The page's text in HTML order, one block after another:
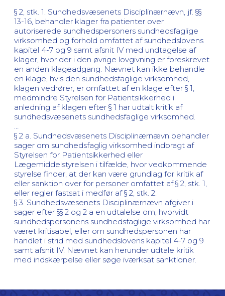
§ 2, stk. 1. Sundhedsvæsenets Disciplinærnævn, jf. §§
13-16, behandler klager fra patienter over
autoriserede sundhedspersoners sundhedsfaglige
virksomhed og forhold omfattet af sundhedslovens
kapitel 4-7 og 9 samt afsnit IV med undtagelse af
klager, hvor der i den øvrige lovgivning er foreskrevet
en anden klageadgang. Nævnet kan ikke behandle
en klage, hvis den sundhedsfaglige virksomhed,
klagen vedrører, er omfattet af en klage efter § 1,
medmindre Styrelsen for Patientsikkerhed i
anledning af klagen efter § 1 har udtalt kritik af
sundhedsvæsenets sundhedsfaglige virksomhed.
§ 2 a. Sundhedsvæsenets Disciplinærnævn behandler
sager om sundhedsfaglig virksomhed indbragt af
Styrelsen for Patientsikkerhed eller
Lægemiddelstyrelsen i tilfælde, hvor vedkommende
styrelse finder, at der kan være grundlag for kritik af
eller sanktion over for personer omfattet af § 2, stk. 1,
eller regler fastsat i medfør af § 2, stk. 2.
§ 3. Sundhedsvæsenets Disciplinærnævn afgiver i
sager efter §§ 2 og 2 a en udtalelse om, hvorvidt
sundhedspersonens sundhedsfaglige virksomhed har
været kritisabel, eller om sundhedspersonen har
handlet i strid med sundhedslovens kapitel 4-7 og 9
samt afsnit IV. Nævnet kan herunder udtale kritik
med indskærpelse eller søge iværksat sanktioner.